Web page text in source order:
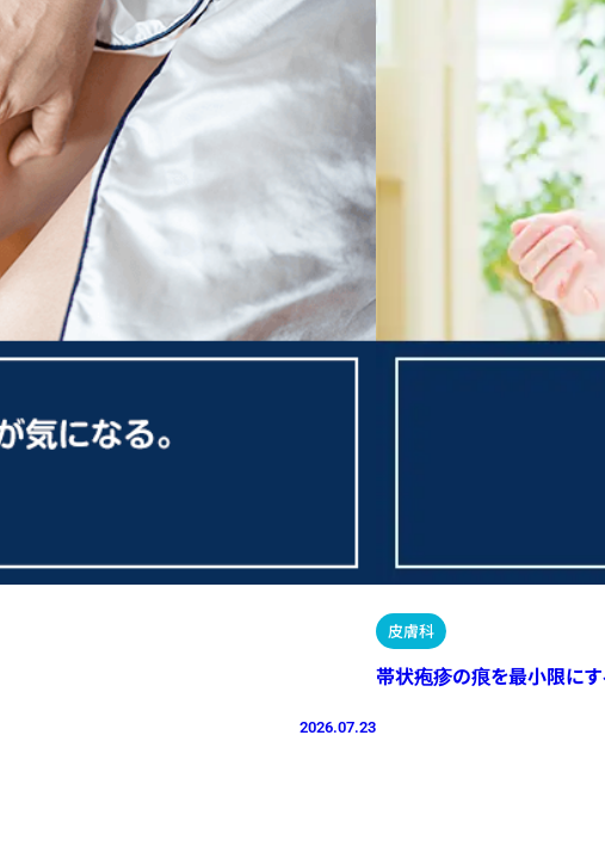
2026.07.23
皮膚科
帯状疱疹の痕を最小限にす